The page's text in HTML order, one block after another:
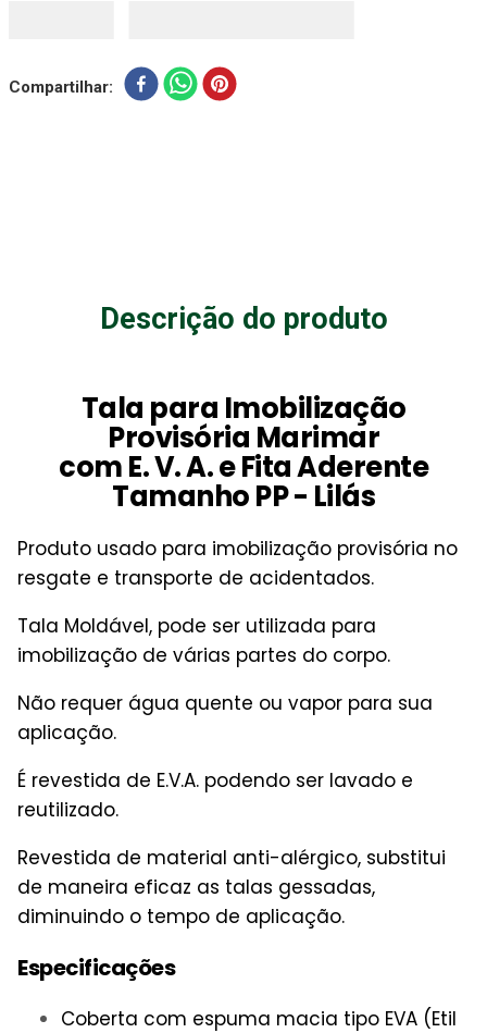
Compartilhar
Descrição do produto
Tala para Imobilização
Provisória Marimar
com E. V. A. e Fita Aderente
Tamanho PP - Lilás
Produto usado para imobilização provisória no
resgate e transporte de acidentados.
Tala Moldável, pode ser utilizada para
imobilização de várias partes do corpo.
Não requer água quente ou vapor para sua
aplicação.
É revestida de E.V.A. podendo ser lavado e
reutilizado.
Revestida de material anti-alérgico, substitui
de maneira eficaz as talas gessadas,
diminuindo o tempo de aplicação.
Especificações
Coberta com espuma macia tipo EVA (Etil